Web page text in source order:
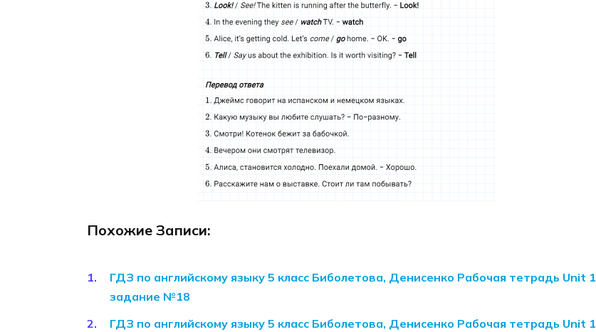
Похожие Записи:
ГДЗ по английскому языку 5 класс Биболетова, Денисенко Рабочая тетрадь Unit 1
задание №18
ГДЗ по английскому языку 5 класс Биболетова, Денисенко Рабочая тетрадь Unit 1